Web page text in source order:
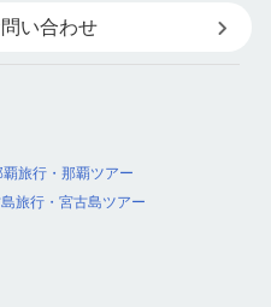
い合わせ
覇旅行・那覇ツアー
旅行・宮古島ツアー